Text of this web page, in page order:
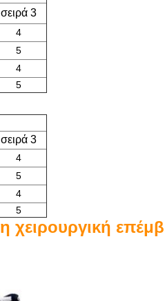
σειρά 3
4
5
4
5
σειρά 3
4
5
4
5
χειρουργική